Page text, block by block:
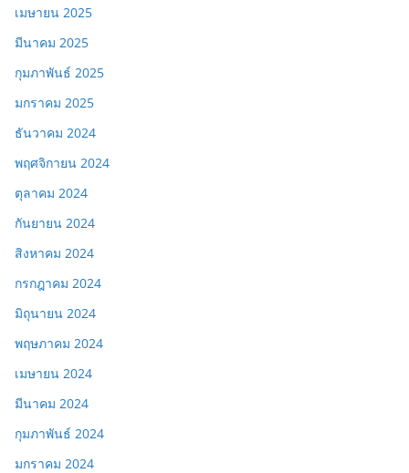
เมษายน 2025
มีนาคม 2025
กุมภาพันธ์ 2025
มกราคม 2025
ธันวาคม 2024
พฤศจิกายน 2024
ตุลาคม 2024
กันยายน 2024
สิงหาคม 2024
กรกฎาคม 2024
มิถุนายน 2024
พฤษภาคม 2024
เมษายน 2024
มีนาคม 2024
กุมภาพันธ์ 2024
มกราคม 2024